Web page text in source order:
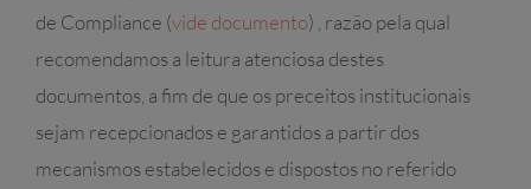
de Compliance (vide documento) , razão pela qual
recomendamos a leitura atenciosa destes
documentos, a fim de que os preceitos institucionais
sejam recepcionados e garantidos a partir dos
mecanismos estabelecidos e dispostos no referido